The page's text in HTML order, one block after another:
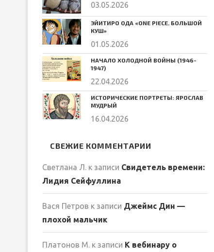
03.05.2026
ЭЙИТИРО ОДА «ONE PIECE. БОЛЬШОЙ
КУШ»
01.05.2026
НАЧАЛО ХОЛОДНОЙ ВОЙНЫ (1946-
1947)
22.04.2026
ИСТОРИЧЕСКИЕ ПОРТРЕТЫ: ЯРОСЛАВ
МУДРЫЙ
16.04.2026
СВЕЖИЕ КОММЕНТАРИИ
Светлана Л. к записи Свидетель времени:
Лидия Сейфуллина
Вася Петров к записи Джеймс Дин —
плохой мальчик
Платонов М. к записи К вебинару о